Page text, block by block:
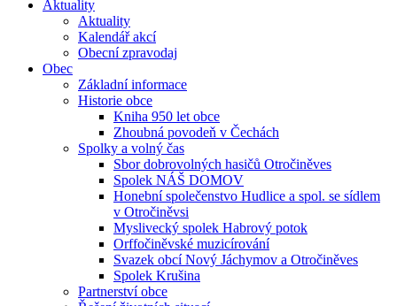
Aktuality
Aktuality
Kalendář akcí
Obecní zpravodaj
Obec
Základní informace
Historie obce
Kniha 950 let obce
Zhoubná povodeň v Čechách
Spolky a volný čas
Sbor dobrovolných hasičů Otročiněves
Spolek NÁŠ DOMOV
Honební společenstvo Hudlice a spol. se sídlem
v Otročiněvsi
Myslivecký spolek Habrový potok
Orffočiněvské muzicírování
Svazek obcí Nový Jáchymov a Otročiněves
Spolek Krušina
Partnerství obce